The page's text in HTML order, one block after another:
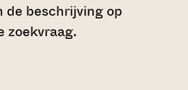
de beschrijving op
zoekvraag.